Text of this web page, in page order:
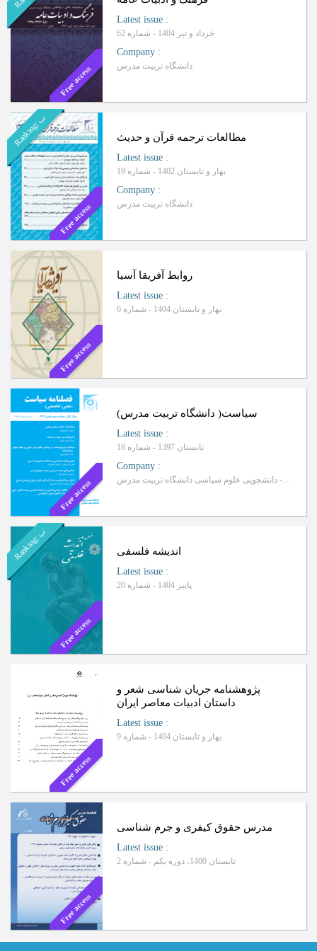
Free access
Latest issue :
خرداد و تیر 1404 - شماره 62
Company :
دانشگاه تربیت مدرس
R
a
n
k
i
n
g
:ب
Free access
مطالعات ترجمه قرآن و حدیث
Latest issue :
بهار و تابستان 1402 - شماره 19
Company :
دانشگاه تربیت مدرس
Free access
روابط آفریقا آسیا
Latest issue :
بهار و تابستان 1404 - شماره 6
Free access
سیاست( دانشگاه تربیت مدرس)
Latest issue :
تابستان 1397 - شماره 18
Company :
انجمن علمی- دانشجویی علوم سیاسی دانشگاه تربیت مدرس
R
a
n
k
i
n
g
:ب
Free access
اندیشه فلسفی
Latest issue :
پاییز 1404 - شماره 20
Free access
پژوهشنامه جریان شناسی شعر و
داستان ادبیات معاصر ایران
Latest issue :
بهار و تابستان 1404 - شماره 9
Free access
مدرس حقوق کیفری و جرم شناسی
Latest issue :
تابستان 1400، دوره یکم - شماره 2